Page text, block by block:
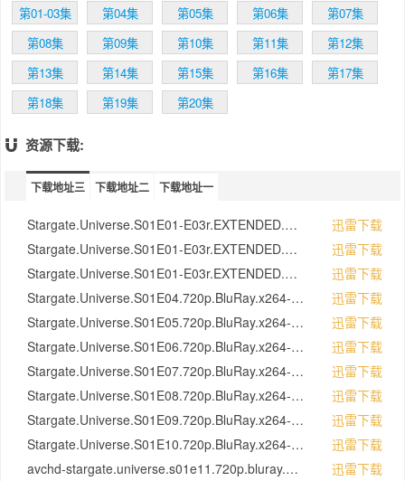
第01-03集 第04集 第05集 第06集
第07集
第08集
第09集 第10集 第11集
第12集
第13集
第14集 第15集 第16集
第17集
第18集
第19集 第20集
资源下载:
下载地址三 下载地址二 下载地址一
Stargate.Universe.S01E01-E03r.EXTENDED.720p.BluRay.x264-SiNNERS.mkv
迅雷下载
Stargate.Universe.S01E01-E03r.EXTENDED.720p.BluRay.x264-SiNNERS.mkv
迅雷下载
Stargate.Universe.S01E01-E03r.EXTENDED.720p.BluRay.x264-SiNNERS.mkv
迅雷下载
Stargate.Universe.S01E04.720p.BluRay.x264-SiNNERS.mkv
迅雷下载
Stargate.Universe.S01E05.720p.BluRay.x264-SiNNERS.mkv
迅雷下载
Stargate.Universe.S01E06.720p.BluRay.x264-SiNNERS.mkv
迅雷下载
Stargate.Universe.S01E07.720p.BluRay.x264-SiNNERS.mkv
迅雷下载
Stargate.Universe.S01E08.720p.BluRay.x264-SiNNERS.mkv
迅雷下载
Stargate.Universe.S01E09.720p.BluRay.x264-SiNNERS.mkv
迅雷下载
Stargate.Universe.S01E10.720p.BluRay.x264-SiNNERS.mkv
迅雷下载
avchd-stargate.universe.s01e11.720p.bluray.mkv
迅雷下载